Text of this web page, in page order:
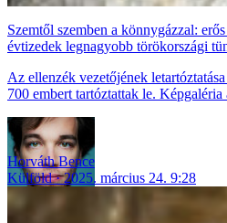
Szemtől szemben a könnygázzal:
évtizedek legnagyobb törökországi
Az ellenzék vezetőjének
700 embert tartóztattak le. Képgaléria
Horváth Bence
Külföld
2025. március 24. 9:28